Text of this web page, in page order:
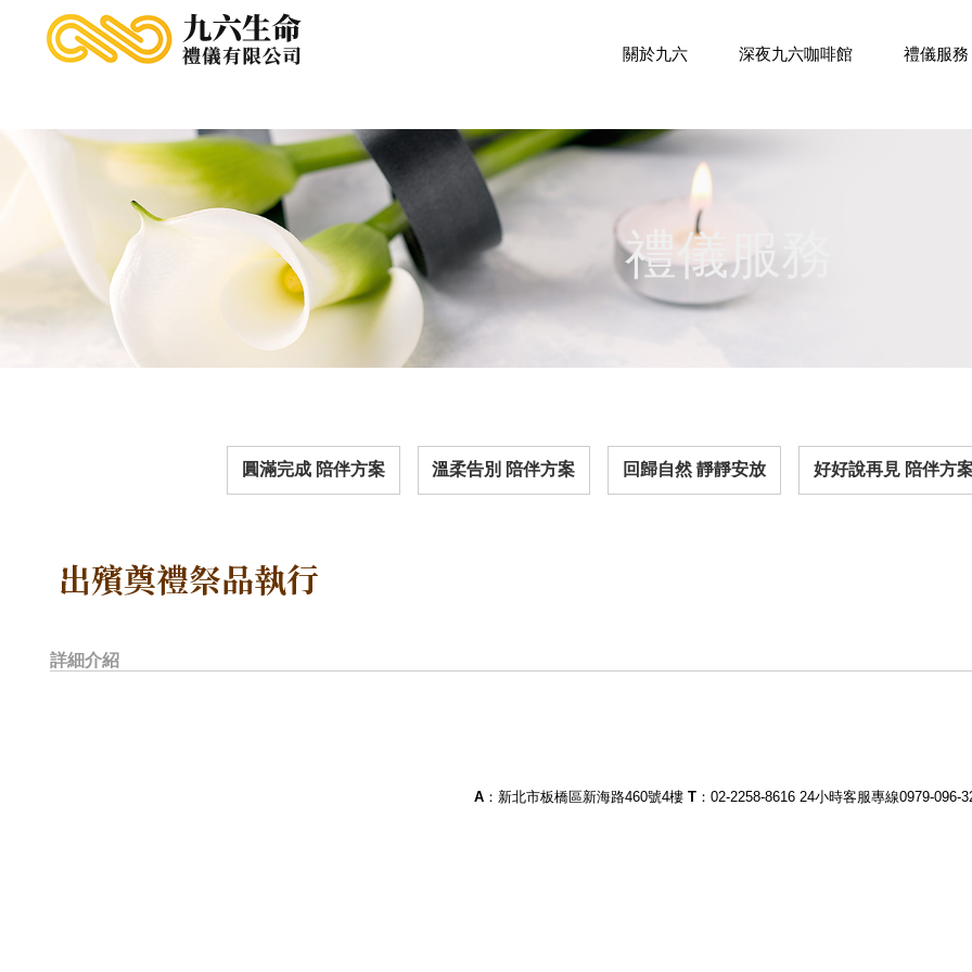
關於九六 深夜九六咖啡館 禮儀服務
禮儀服務
圓滿完成 陪伴方案 溫柔告別 陪伴方案 回歸自然 靜靜安放 好好說再見 陪伴方
出殯奠禮祭品執行
詳細介紹
A ：新北市板橋區新海路460號4樓 T ：02-2258-8616 24小時客服專線0979-096-